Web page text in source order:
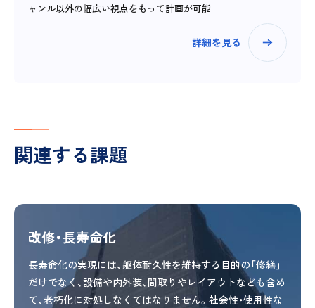
ャンル以外の幅広い視点をもって計画が可能
詳細を見る
関連する課題
改修・長寿命化
長寿命化の実現には、躯体耐久性を維持する目的の「修繕」
だけでなく、設備や内外装、間取りやレイアウトなども含め
て、老朽化に対処しなくてはなりません。社会性・使用性な